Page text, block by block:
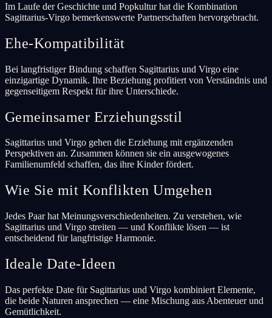
Im Laufe der Geschichte und Popkultur hat die Kombination
Sagittarius-Virgo bemerkenswerte Partnerschaften hervorgebracht.
Ehe-Kompatibilität
Bei langfristiger Bindung schaffen Sagittarius und Virgo eine
einzigartige Dynamik. Ihre Beziehung profitiert von Verständnis und
gegenseitigem Respekt für ihre Unterschiede.
Gemeinsamer Erziehungsstil
Sagittarius und Virgo gehen die Erziehung mit ergänzenden
Perspektiven an. Zusammen können sie ein ausgewogenes
Familienumfeld schaffen, das ihre Kinder fördert.
Wie Sie mit Konflikten Umgehen
Jedes Paar hat Meinungsverschiedenheiten. Zu verstehen, wie
Sagittarius und Virgo streiten — und Konflikte lösen — ist
entscheidend für langfristige Harmonie.
Ideale Date-Ideen
Das perfekte Date für Sagittarius und Virgo kombiniert Elemente,
die beide Naturen ansprechen — eine Mischung aus Abenteuer und
Gemütlichkeit.